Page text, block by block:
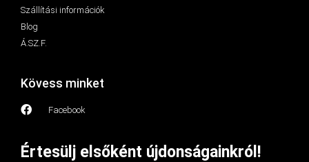
Szállítási információk
Blog
Á.SZ.F.
Kövess minket
Facebook
Értesülj elsőként újdonságainkról!